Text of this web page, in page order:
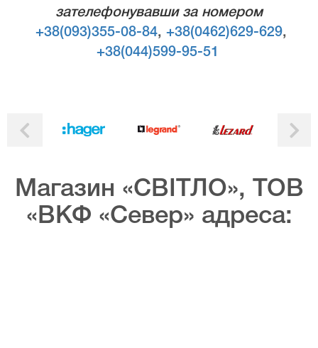
зателефонувавши за номером
+38(093)355-08-84, +38(0462)629-629,
+38(044)599-95-51
Магазин «СВІТЛО», ТОВ
«ВКФ «Север» адреса: